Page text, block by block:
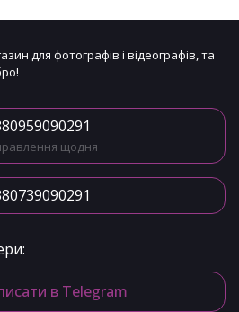
для фотографів і відеографів, та
щодня
в Telegram